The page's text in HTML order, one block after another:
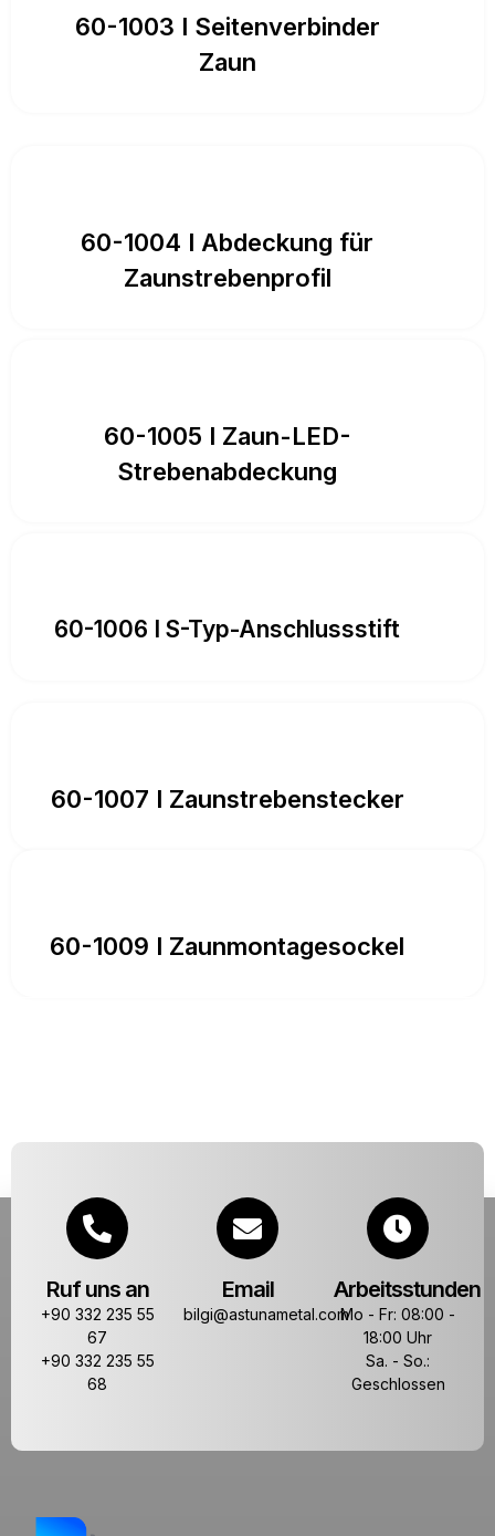
60-1003 I Seitenverbinder
Zaun
60-1004 I Abdeckung für
Zaunstrebenprofil
60-1005 I Zaun-LED-
Strebenabdeckung
60-1006 I S-Typ-Anschlussstift
60-1007 I Zaunstrebenstecker
60-1009 I Zaunmontagesockel
Ruf uns an
+90 332 235 55
67
+90 332 235 55
68
Email
bilgi@astunametal.com
Arbeitsstunden
Mo - Fr: 08:00 -
18:00 Uhr
Sa. - So.:
Geschlossen